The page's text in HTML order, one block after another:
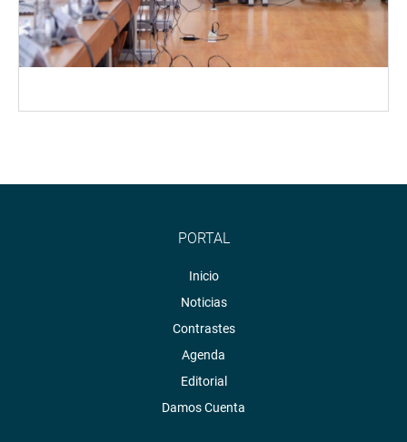
PORTAL
Inicio
Noticias
Contrastes
Agenda
Editorial
Damos Cuenta